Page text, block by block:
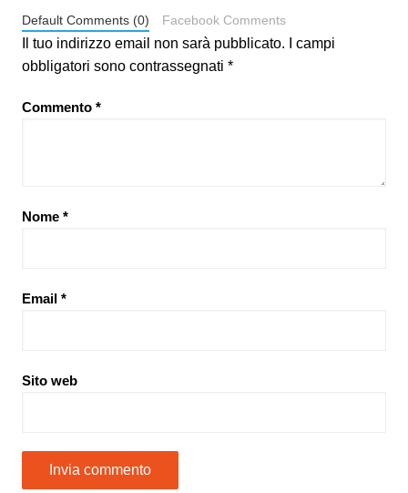
Default Comments (0) Facebook Comments
Il tuo indirizzo email non sarà pubblicato.
I campi
obbligatori sono contrassegnati *
Commento *
Nome *
Email *
Sito web